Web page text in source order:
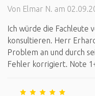
Von Elmar N. am
Ich würde die
konsultieren. Herr
Problem an und durch
Fehler korrigiert. Note